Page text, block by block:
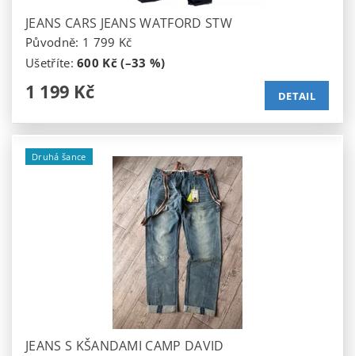
JEANS CARS JEANS WATFORD STW
Původně: 1 799 Kč
Ušetříte:600 Kč (–33 %)
1 199 Kč DETAIL
Druhá šance
JEANS S KŠANDAMI CAMP DAVID